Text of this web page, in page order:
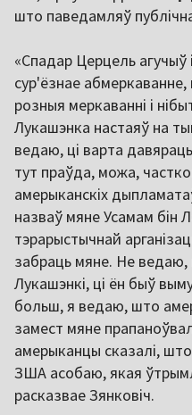
што паведамляў
«Спадар Церцель
сур'ёзнае
розныя меркаванні і
Лукашэнка настаяў на
ведаю, ці варта
тут праўда, можа,
амерыканскіх
назваў мяне Усамам бін
тэрарыстычнай
забраць мяне. Не ведаю,
Лукашэнкі, ці ён быў
больш, я ведаю, што
замест мяне
амерыканцы сказалі, што
ЗША асобаю, якая
расказвае Зянковіч.